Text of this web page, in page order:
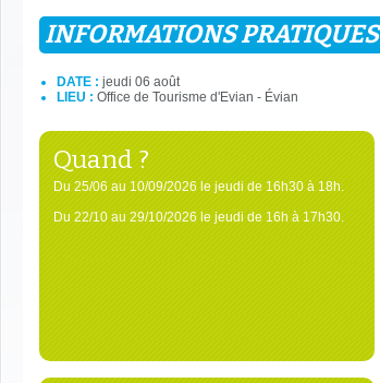
INFORMATIONS PRATIQUES
DATE : jeudi 06 août
LIEU : Office de Tourisme d'Evian - Évian
Quand ?
Du 25/06 au 10/09/2026 le jeudi de 16h30 à 18h.
Du 22/10 au 29/10/2026 le jeudi de 16h à 17h30.